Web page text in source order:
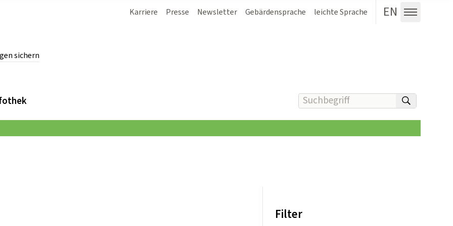
sichern
Karriere Presse Newsletter Gebärdensprache leichte Sprache EN
Menü
Suchbegriff(e) eingeben
Filter